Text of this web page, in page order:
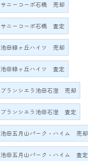
サニーコーポ石橋 売却
サニーコーポ石橋 査定
池田緑ヶ丘ハイツ 売却
池田緑ヶ丘ハイツ 査定
ブランシエラ池田石澄 売却
ブランシエラ池田石澄 査定
池田五月山パーク・ハイム 売却
池田五月山パーク・ハイム 査定